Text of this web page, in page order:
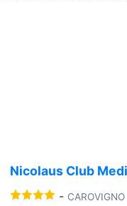
Nicolaus Club
- CAROVIGNO